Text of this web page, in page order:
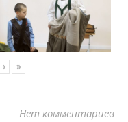
› »
Нет комментариев